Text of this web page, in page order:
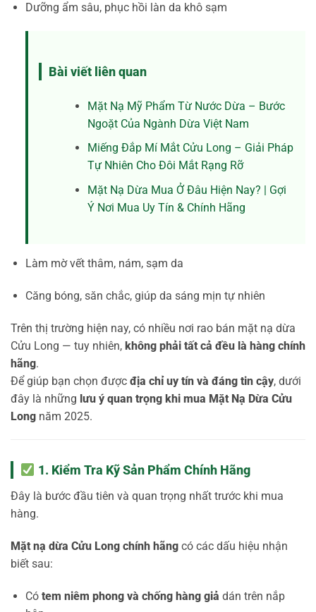
Dưỡng ẩm sâu, phục hồi làn da khô sạm
Bài viết liên quan
Mặt Nạ Mỹ Phẩm Từ Nước Dừa – Bước
Ngoặt Của Ngành Dừa Việt Nam
Miếng Đắp Mí Mắt Cửu Long – Giải Pháp
Tự Nhiên Cho Đôi Mắt Rạng Rỡ
Mặt Nạ Dừa Mua Ở Đâu Hiện Nay? | Gợi
Ý Nơi Mua Uy Tín & Chính Hãng
Làm mờ vết thâm, nám, sạm da
Căng bóng, săn chắc, giúp da sáng mịn tự nhiên
Trên thị trường hiện nay, có nhiều nơi rao bán mặt nạ dừa
Cửu Long — tuy nhiên, không phải tất cả đều là hàng chính
hãng.
Để giúp bạn chọn được địa chỉ uy tín và đáng tin cậy, dưới
đây là những lưu ý quan trọng khi mua Mặt Nạ Dừa Cửu
Long năm 2025.
1. Kiểm Tra Kỹ Sản Phẩm Chính Hãng
Đây là bước đầu tiên và quan trọng nhất trước khi mua
hàng.
Mặt nạ dừa Cửu Long chính hãng có các dấu hiệu nhận
biết sau:
Có tem niêm phong và chống hàng giả dán trên nắp